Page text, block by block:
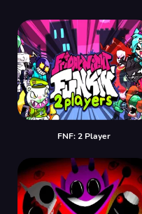
FNF: 2 Player